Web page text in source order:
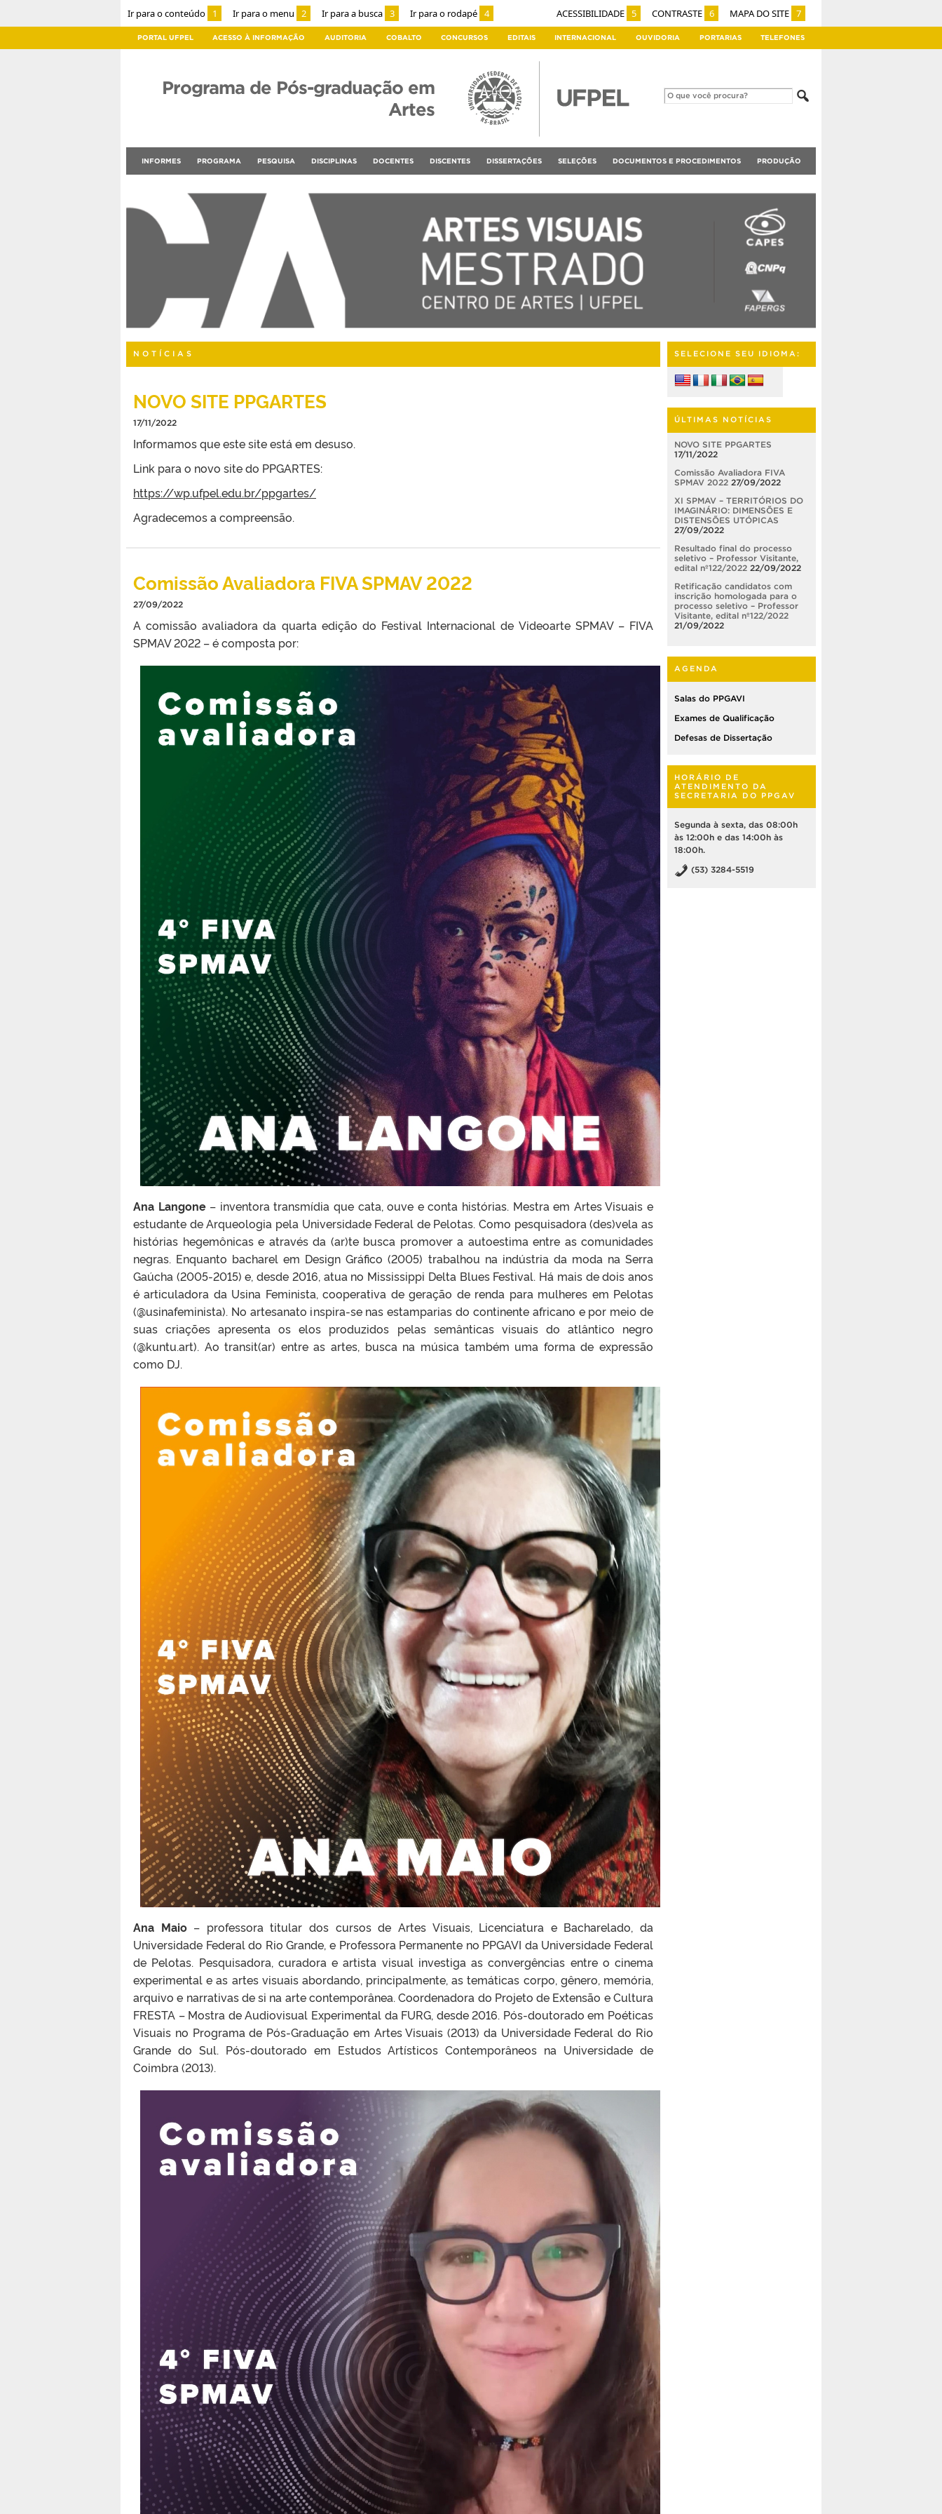
Ir para o conteúdo 1 Ir para o menu 2 Ir para a busca 3 Ir para o rodapé 4 ACESSIBILIDADE 5 CONTRASTE 6 MAPA DO SITE 7
PORTAL UFPEL ACESSO À INFORMAÇÃO AUDITORIA COBALTO CONCURSOS EDITAIS INTERNACIONAL OUVIDORIA PORTARIAS TELEFONES
Programa de Pós-graduação em
Artes
INFORMES PROGRAMA PESQUISA DISCIPLINAS DOCENTES DISCENTES DISSERTAÇÕES SELEÇÕES DOCUMENTOS E PROCEDIMENTOS PRODUÇÃO
NOTÍCIAS
NOVO SITE PPGARTES
17/11/2022
Informamos que este site está em desuso.
Link para o novo site do PPGARTES:
https://wp.ufpel.edu.br/ppgartes/
Agradecemos a compreensão.
Comissão Avaliadora FIVA SPMAV 2022
27/09/2022
A comissão avaliadora da quarta edição do Festival Internacional de Videoarte SPMAV – FIVA
SPMAV 2022 – é composta por:
Ana Langone– inventora transmídia que cata, ouve e conta histórias. Mestra em Artes Visuais e
estudante de Arqueologia pela Universidade Federal de Pelotas. Como pesquisadora (des)vela as
histórias hegemônicas e através da (ar)te busca promover a autoestima entre as comunidades
negras. Enquanto bacharel em Design Gráfico (2005) trabalhou na indústria da moda na Serra
Gaúcha (2005-2015) e, desde 2016, atua no Mississippi Delta Blues Festival. Há mais de dois anos
é articuladora da Usina Feminista, cooperativa de geração de renda para mulheres em Pelotas
(@usinafeminista). No artesanato inspira-se nas estamparias do continente africano e por meio de
suas criações apresenta os elos produzidos pelas semânticas visuais do atlântico negro
(@kuntu.art). Ao transit(ar) entre as artes, busca na música também uma forma de expressão
como DJ.
Ana Maio– professora titular dos cursos de Artes Visuais, Licenciatura e Bacharelado, da
Universidade Federal do Rio Grande, e Professora Permanente no PPGAVI da Universidade Federal
de Pelotas. Pesquisadora, curadora e artista visual investiga as convergências entre o cinema
experimental e as artes visuais abordando, principalmente, as temáticas corpo, gênero, memória,
arquivo e narrativas de si na arte contemporânea. Coordenadora do Projeto de Extensão e Cultura
FRESTA – Mostra de Audiovisual Experimental da FURG, desde 2016. Pós-doutorado em Poéticas
Visuais no Programa de Pós-Graduação em Artes Visuais (2013) da Universidade Federal do Rio
Grande do Sul. Pós-doutorado em Estudos Artísticos Contemporâneos na Universidade de
Coimbra (2013).
SELECIONE SEU IDIOMA:
ÚLTIMAS NOTÍCIAS
NOVO SITE PPGARTES
17/11/2022
Comissão Avaliadora FIVA
SPMAV 2022 27/09/2022
XI SPMAV – TERRITÓRIOS DO
IMAGINÁRIO: DIMENSÕES E
DISTENSÕES UTÓPICAS
27/09/2022
Resultado final do processo
seletivo – Professor Visitante,
edital nº122/2022 22/09/2022
Retificação candidatos com
inscrição homologada para o
processo seletivo – Professor
Visitante, edital nº122/2022
21/09/2022
AGENDA
Salas do PPGAVI
Exames de Qualificação
Defesas de Dissertação
HORÁRIO DE
ATENDIMENTO DA
SECRETARIA DO PPGAV
Segunda à sexta, das 08:00h
às 12:00h e das 14:00h às
18:00h.
(53) 3284-5519